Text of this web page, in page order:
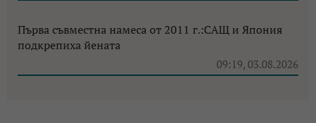
Първа съвместна намеса от 2011 г.:САЩ и Япония
подкрепиха йената
09:19, 03.08.2026